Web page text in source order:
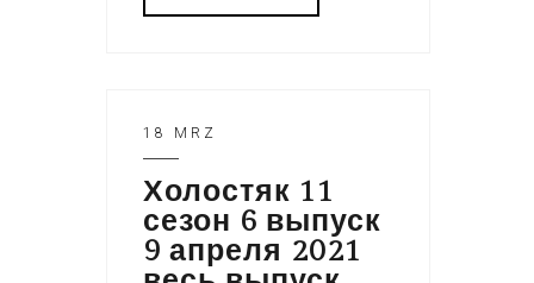
18 MRZ
Холостяк 11
сезон 6 выпуск
9 апреля 2021